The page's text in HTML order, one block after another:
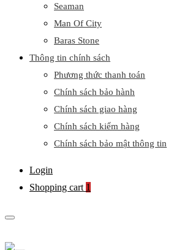
Seaman
Man Of City
Baras Stone
Thông tin chính sách
Phương thức thanh toán
Chính sách bảo hành
Chính sách giao hàng
Chính sách kiểm hàng
Chính sách bảo mật thông tin
Login
Shopping cart 1